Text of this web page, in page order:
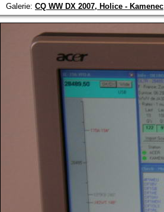
Galerie: CQ WW DX 2007, Holice - Kamenec